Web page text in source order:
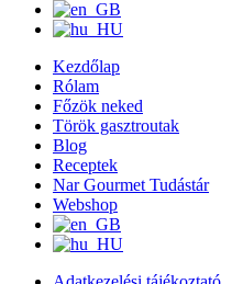
Kezdőlap
Rólam
Főzök neked
Török gasztroutak
Blog
Receptek
Nar Gourmet Tudástár
Webshop